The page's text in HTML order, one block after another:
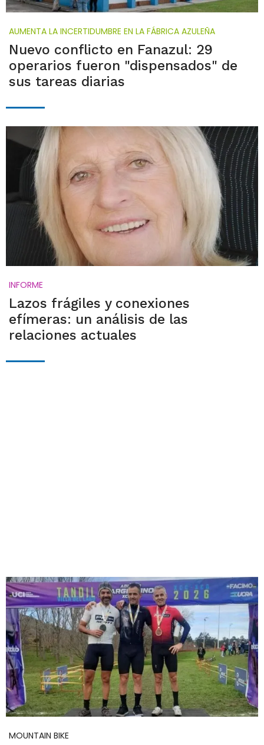
AUMENTA LA INCERTIDUMBRE EN LA FÁBRICA AZULEÑA
Nuevo conflicto en Fanazul: 29
operarios fueron "dispensados" de
sus tareas diarias
INFORME
Lazos frágiles y conexiones
efímeras: un análisis de las
relaciones actuales
MOUNTAIN BIKE